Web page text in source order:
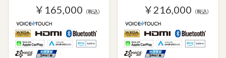
￥165,000 （税込） ￥216,000 （税込）